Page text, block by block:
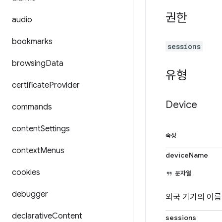
audio
bookmarks
browsingData
certificateProvider
commands
contentSettings
contextMenus
cookies
debugger
declarativeContent
권한
sessions
유형
Device
속성
deviceName
문자열
외국 기기의 이
sessions